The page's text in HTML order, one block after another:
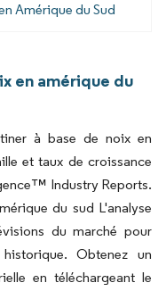
Amérique du Sud
en amérique du
à base de noix en
et taux de croissance
Industry Reports.
du sud L'analyse
du marché pour
Obtenez un
en téléchargeant le